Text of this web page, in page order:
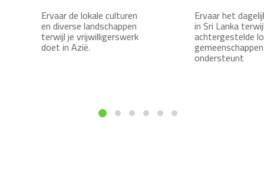
Ervaar de lokale culturen
en diverse landschappen
terwijl je vrijwilligerswerk
doet in Azië.
Ervaar het
in Sri Lanka
achtergestelde
gemeenschappen
ondersteunt